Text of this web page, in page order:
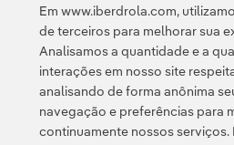
Em www.iberdrola.com,
de terceiros para melhorar sua
Analisamos a quantidade e a
interações em nosso site
analisando de forma anônima
navegação e preferências para
continuamente nossos serviços.